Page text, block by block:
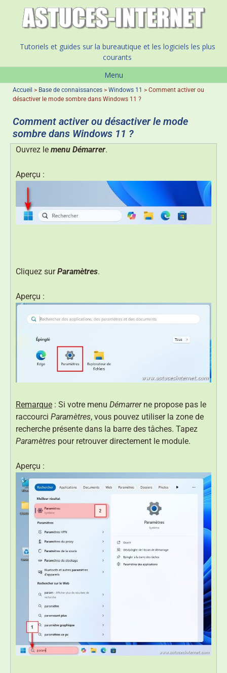
Tutoriels et guides sur la bureautique et les logiciels les plus
courants
Menu
Accueil > Base de connaissances > Windows 11 > Comment activer ou
désactiver le mode sombre dans Windows 11 ?
Comment activer ou désactiver le mode
sombre dans Windows 11 ?
Ouvrez le menu Démarrer.
Aperçu :
Cliquez surParamètres.
Aperçu :
Remarque : Si votre menu Démarrerne propose pas le
raccourci Paramètres, vous pouvez utiliser la zone de
recherche présente dans la barre des tâches. Tapez
Paramètres pour retrouver directement le module.
Aperçu :